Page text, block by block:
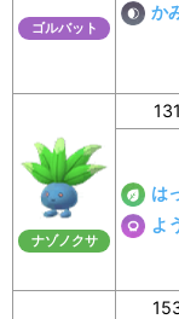
ゴルバット
か
ナゾノクサ
131
は
よ